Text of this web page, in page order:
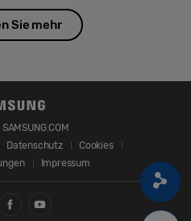
Sie mehr
SAMSUNG.COM
Datenschutz
Cookies
Impressum